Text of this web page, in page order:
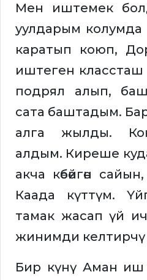
Мен иштемек
уулдарым
каратып коюп,
иштеген
подрял алып,
сата баштадым.
алга жылды.
алдым. Киреше
акча көбөйгөн
Каада күттүм.
тамак жасап үй
жинимди келтирчү
Бир күнү Аман иш